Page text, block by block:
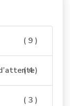
( 9 )
( 4 )
( 3 )